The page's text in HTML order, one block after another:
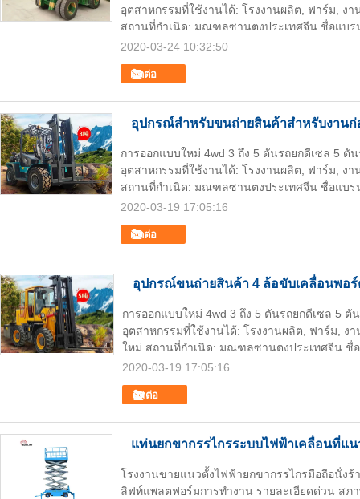
ติดต่อ
อุตสาหกรรมที่ใช้งานได้: โรงงานผลิต, ฟาร์ม, ง
สถานที่กำเนิด: มณฑลซานตงประเทศจีน ชื่อแบร
2020-03-24 10:32:50
อุปกรณ์สำหรับขนถ่ายสินค้าสำหรับงานก่
ติดต่อ
การออกแบบใหม่ 4wd 3 ถึง 5 ตันรถยกดีเซล 5 ตั
อุตสาหกรรมที่ใช้งานได้: โรงงานผลิต, ฟาร์ม, ง
สถานที่กำเนิด: มณฑลซานตงประเทศจีน ชื่อแบร
2020-03-19 17:05:16
อุปกรณ์ขนถ่ายสินค้า 4 ล้อขับเคลื่อนพอร์
ติดต่อ
การออกแบบใหม่ 4wd 3 ถึง 5 ตันรถยกดีเซล 5 ตั
อุตสาหกรรมที่ใช้งานได้: โรงงานผลิต, ฟาร์ม, ง
ใหม่ สถานที่กำเนิด: มณฑลซานตงประเทศจีน ชื่
2020-03-19 17:05:16
แท่นยกขากรรไกรระบบไฟฟ้าเคลื่อนที่แน
โรงงานขายแนวตั้งไฟฟ้ายกขากรรไกรมือถือนั่ง
ลิฟท์แพลตฟอร์มการทำงาน รายละเอียดด่วน สภ